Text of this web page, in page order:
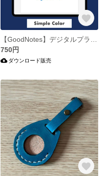
750円
ダウンロード販売